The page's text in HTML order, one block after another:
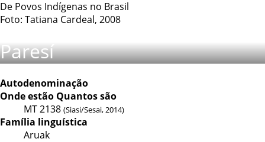
De Povos Indígenas no Brasil
Foto: Tatiana Cardeal, 2008
Paresí
Autodenominação
Onde estão Quantos são
MT2138 (Siasi/Sesai, 2014)
Família linguística
Aruak